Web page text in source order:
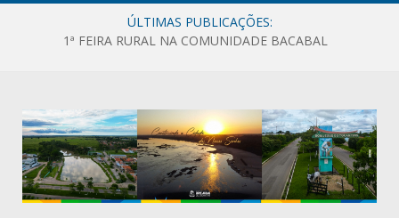
ÚLTIMAS PUBLICAÇÕES:
1ª FEIRA RURAL NA COMUNIDADE BACABAL